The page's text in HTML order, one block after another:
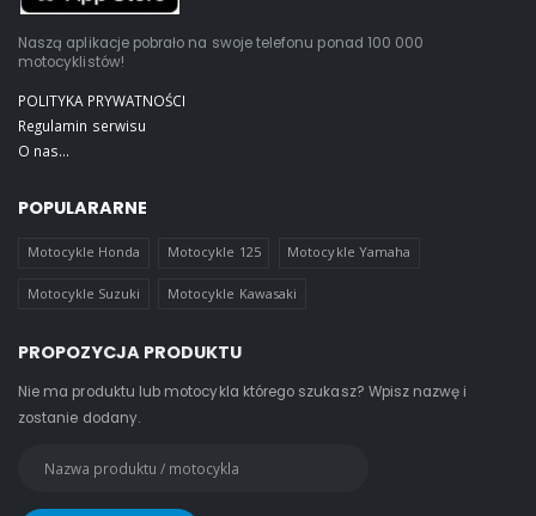
Naszą aplikacje pobrało na swoje telefonu ponad 100 000
motocyklistów!
POLITYKA PRYWATNOŚCI
Regulamin serwisu
O nas...
POPULARARNE
Motocykle Honda Motocykle 125 Motocykle Yamaha
Motocykle Suzuki Motocykle Kawasaki
PROPOZYCJA PRODUKTU
Nie ma produktu lub motocykla którego szukasz? Wpisz nazwę i
zostanie dodany.